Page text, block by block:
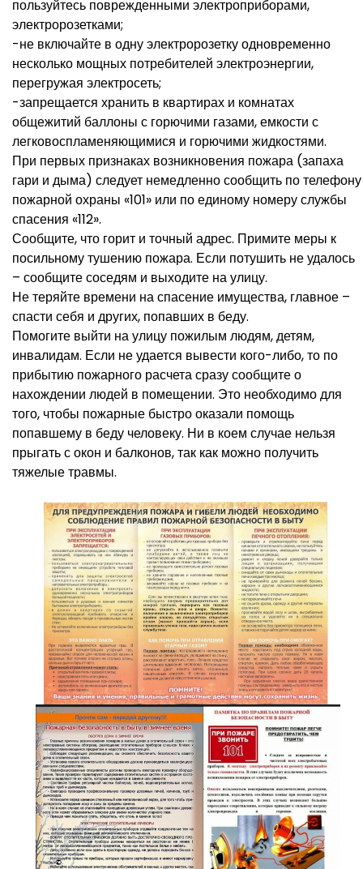
пользуйтесь поврежденными электроприборами,
электророзетками;
-не включайте в одну электророзетку одновременно
несколько мощных потребителей электроэнергии,
перегружая электросеть;
-запрещается хранить в квартирах и комнатах
общежитий баллоны с горючими газами, емкости с
легковоспламеняющимися и горючими жидкостями.
При первых признаках возникновения пожара (запаха
гари и дыма) следует немедленно сообщить по телефону
пожарной охраны «101» или по единому номеру службы
спасения «112».
Сообщите, что горит и точный адрес. Примите меры к
посильному тушению пожара. Если потушить не удалось
– сообщите соседям и выходите на улицу.
Не теряйте времени на спасение имущества, главное –
спасти себя и других, попавших в беду.
Помогите выйти на улицу пожилым людям, детям,
инвалидам. Если не удается вывести кого-либо, то по
прибытию пожарного расчета сразу сообщите о
нахождении людей в помещении. Это необходимо для
того, чтобы пожарные быстро оказали помощь
попавшему в беду человеку. Ни в коем случае нельзя
прыгать с окон и балконов, так как можно получить
тяжелые травмы.